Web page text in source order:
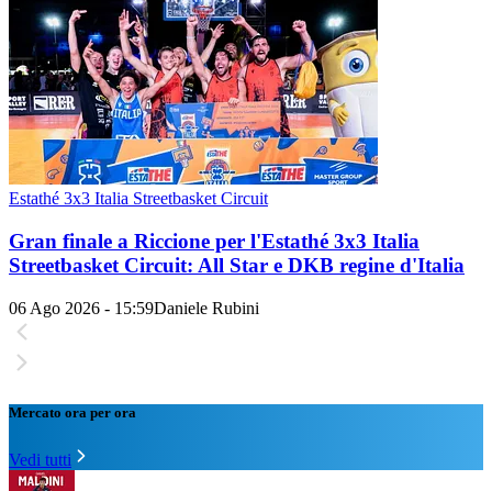
Estathé 3x3 Italia Streetbasket Circuit
Gran finale a Riccione per l'Estathé 3x3 Italia
Streetbasket Circuit: All Star e DKB regine d'Italia
06 Ago 2026 - 15:59Daniele Rubini
Mercato ora per ora
Vedi tutti